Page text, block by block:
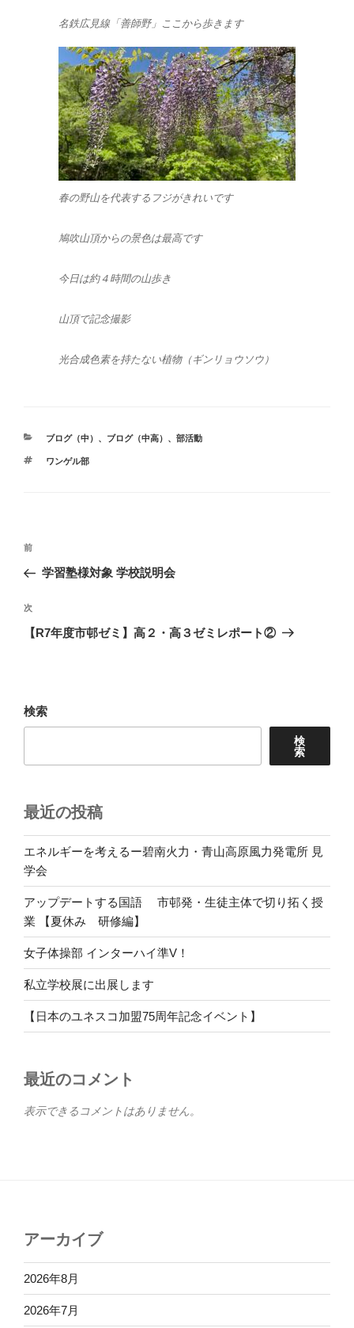
名鉄広見線「善師野」ここから歩きます
春の野山を代表するフジがきれいです
鳩吹山頂からの景色は最高です
今日は約４時間の山歩き
山頂で記念撮影
光合成色素を持たない植物（ギンリョウソウ）
カ
ゴ
ブログ（中） 、 ブログ（中高） 、 部活動
タ
ワンゲル部
投
ナ
ビ
ゲ
ン
前
の
稿
前
学習塾様対象 学校説明会
次
の
次
【R7年度市邨ゼミ】高２・高３ゼミレポート②
検索
検
索
最近の投稿
エネルギーを考えるー碧南火力・青山高原風力発電所 見
学会
アップデートする国語 市邨発・生徒主体で切り拓く授
業 【夏休み 研修編】
女子体操部 インターハイ準V！
私立学校展に出展します
【日本のユネスコ加盟75周年記念イベント】
最近のコメント
表示できるコメントはありません。
アーカイブ
2026年8月
2026年7月